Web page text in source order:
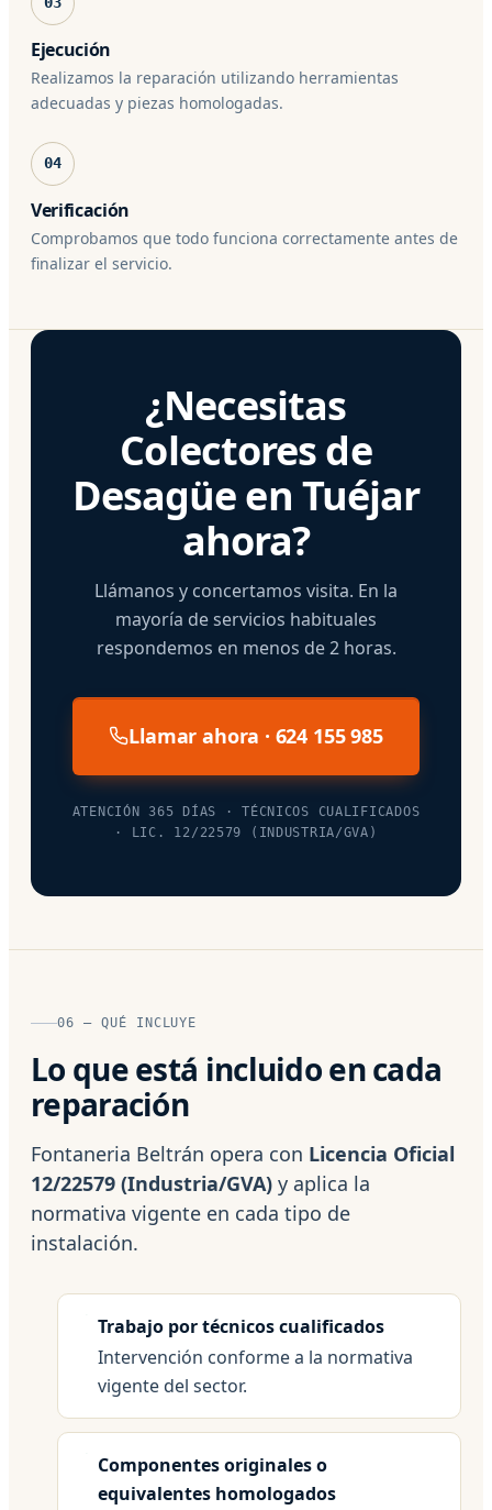
Ejecución
Realizamos la reparación utilizando herramientas
adecuadas y piezas homologadas.
04
Verificación
Comprobamos que todo funciona correctamente antes de
finalizar el servicio.
¿Necesitas
Colectores de
Desagüe en Tuéjar
ahora?
Llámanos y concertamos visita. En la
mayoría de servicios habituales
respondemos en menos de 2 horas.
Llamar ahora · 624 155 985
ATENCIÓN 365 DÍAS · TÉCNICOS CUALIFICADOS
· LIC. 12/22579 (INDUSTRIA/GVA)
06 — QUÉ INCLUYE
Lo que está incluido en cada
reparación
Fontaneria Beltrán opera con Licencia Oficial
12/22579 (Industria/GVA) y aplica la
normativa vigente en cada tipo de
instalación.
Trabajo por técnicos cualificados
Intervención conforme a la normativa
vigente del sector.
Componentes originales o
equivalentes homologados